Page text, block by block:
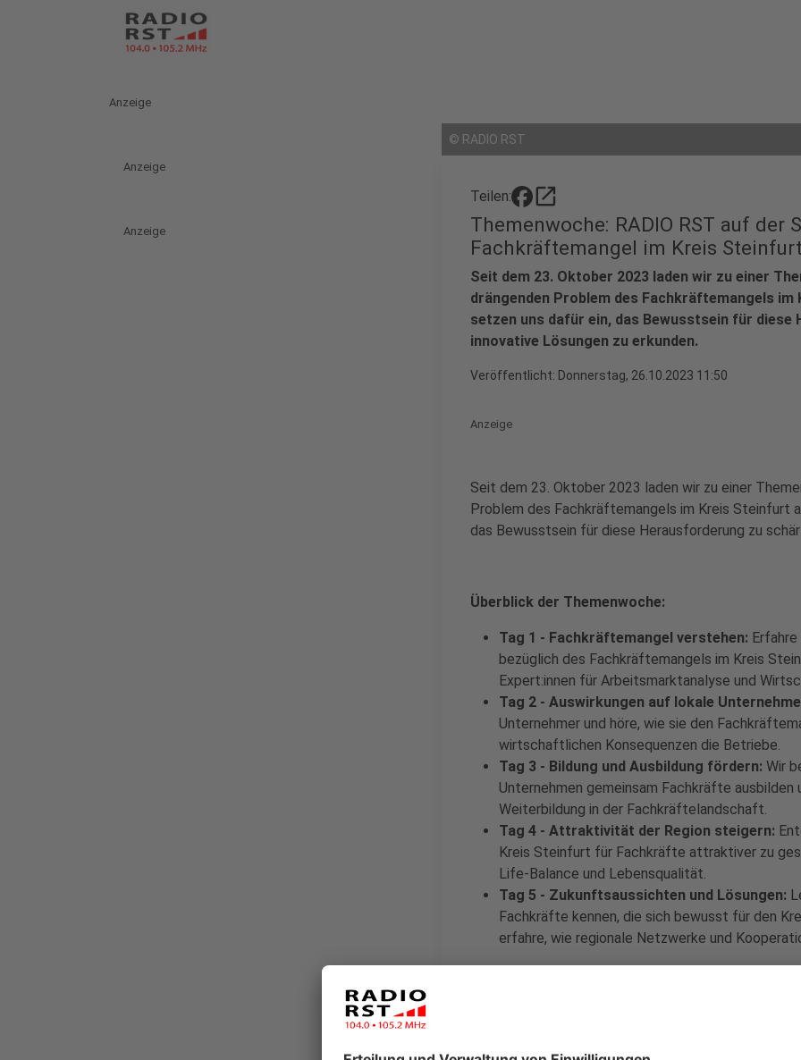
Anzeige
Anzeige
Anzeige
© RADIO RST
Teilen: open_in_new
Themenwoche: RADIO RST auf der
Fachkräftemangel im Kreis Steinfurt
Seit dem 23. Oktober 2023 laden wir zu einer
drängenden Problem des Fachkräftemangels
setzen uns dafür ein, das Bewusstsein für
innovative Lösungen zu erkunden.
Veröffentlicht: Donnerstag, 26.10.2023 11:50
Anzeige
Seit dem 23. Oktober 2023 laden wir zu einer
Problem des Fachkräftemangels im Kreis Steinfurt
das Bewusstsein für diese Herausforderung zu
Überblick der Themenwoche:
Tag 1 - Fachkräftemangel verstehen:
bezüglich des Fachkräftemangels im Kreis
Expert:innen für Arbeitsmarktanalyse und
Tag 2 - Auswirkungen auf lokale
Unternehmer und höre, wie sie den
wirtschaftlichen Konsequenzen die Betriebe.
Tag 3 - Bildung und Ausbildung fördern: Wir
Unternehmen gemeinsam Fachkräfte ausbilden
Weiterbildung in der Fachkräftelandschaft.
Tag 4 - Attraktivität der Region steigern:
Kreis Steinfurt für Fachkräfte attraktiver zu
Life-Balance und Lebensqualität.
Tag 5 - Zukunftsaussichten und Lösungen:
Fachkräfte kennen, die sich bewusst für den
erfahre, wie regionale Netzwerke und
Dazu gibt es bei RADIO RST immer die intensive
einem Rückblick auf die wichtigsten Erkenntnisse